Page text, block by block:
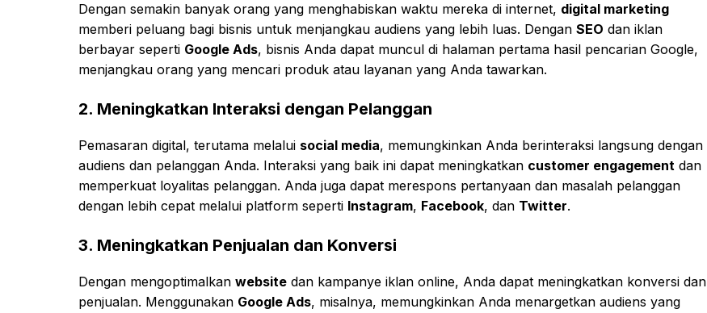
Dengan semakin banyak orang yang menghabiskan waktu mereka di internet, digital marketing
memberi peluang bagi bisnis untuk menjangkau audiens yang lebih luas. Dengan SEO dan iklan
berbayar seperti Google Ads, bisnis Anda dapat muncul di halaman pertama hasil pencarian Google,
menjangkau orang yang mencari produk atau layanan yang Anda tawarkan.
2. Meningkatkan Interaksi dengan Pelanggan
Pemasaran digital, terutama melalui social media, memungkinkan Anda berinteraksi langsung dengan
audiens dan pelanggan Anda. Interaksi yang baik ini dapat meningkatkan customer engagement dan
memperkuat loyalitas pelanggan. Anda juga dapat merespons pertanyaan dan masalah pelanggan
dengan lebih cepat melalui platform seperti Instagram, Facebook, dan Twitter.
3. Meningkatkan Penjualan dan Konversi
Dengan mengoptimalkan website dan kampanye iklan online, Anda dapat meningkatkan konversi dan
penjualan. Menggunakan Google Ads, misalnya, memungkinkan Anda menargetkan audiens yang